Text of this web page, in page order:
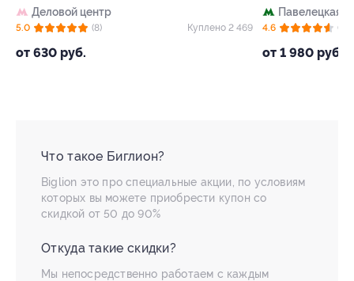
Деловой центр
от 630 руб.
5.0 (8) Куплено 2 469
Павелецкая
от 1 980 руб.
4.6 (72)
Что такое Биглион?
Biglion это про специальные акции, по условиям
которых вы можете приобрести купон со
скидкой от 50 до 90%
Откуда такие скидки?
Мы непосредственно работаем с каждым